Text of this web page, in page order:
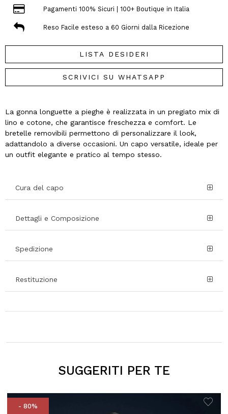
Pagamenti 100% Sicuri | 100+ Boutique in Italia
Reso Facile esteso a 60 Giorni dalla Ricezione
LISTA DESIDERI
SCRIVICI SU WHATSAPP
La gonna longuette a pieghe è realizzata in un pregiato mix di
lino e cotone, che garantisce freschezza e comfort. Le
bretelle removibili permettono di personalizzare il look,
adattandolo a diverse occasioni. Un capo versatile, ideale per
un outfit elegante e pratico al tempo stesso.
Cura del capo
Dettagli e Composizione
Spedizione
Restituzione
SUGGERITI PER TE
- 80%